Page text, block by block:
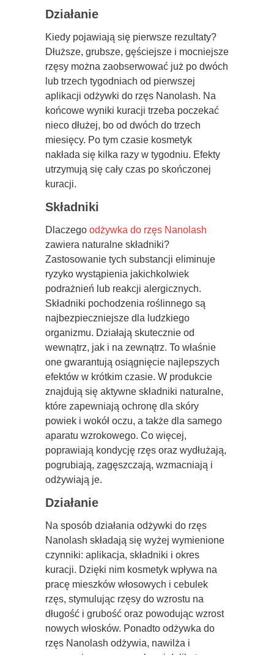
Działanie
Kiedy pojawiają się pierwsze rezultaty?
Dłuższe, grubsze, gęściejsze i mocniejsze
rzęsy można zaobserwować już po dwóch
lub trzech tygodniach od pierwszej
aplikacji odżywki do rzęs Nanolash. Na
końcowe wyniki kuracji trzeba poczekać
nieco dłużej, bo od dwóch do trzech
miesięcy. Po tym czasie kosmetyk
nakłada się kilka razy w tygodniu. Efekty
utrzymują się cały czas po skończonej
kuracji.
Składniki
Dlaczego odżywka do rzęs Nanolash
zawiera naturalne składniki?
Zastosowanie tych substancji eliminuje
ryzyko wystąpienia jakichkolwiek
podrażnień lub reakcji alergicznych.
Składniki pochodzenia roślinnego są
najbezpieczniejsze dla ludzkiego
organizmu. Działają skutecznie od
wewnątrz, jak i na zewnątrz. To właśnie
one gwarantują osiągnięcie najlepszych
efektów w krótkim czasie. W produkcie
znajdują się aktywne składniki naturalne,
które zapewniają ochronę dla skóry
powiek i wokół oczu, a także dla samego
aparatu wzrokowego. Co więcej,
poprawiają kondycję rzęs oraz wydłużają,
pogrubiają, zagęszczają, wzmacniają i
odżywiają je.
Działanie
Na sposób działania odżywki do rzęs
Nanolash składają się wyżej wymienione
czynniki: aplikacja, składniki i okres
kuracji. Dzięki nim kosmetyk wpływa na
pracę mieszków włosowych i cebulek
rzęs, stymulując rzęsy do wzrostu na
długość i grubość oraz powodując wzrost
nowych włosków. Ponadto odżywka do
rzęs Nanolash odżywia, nawilża i